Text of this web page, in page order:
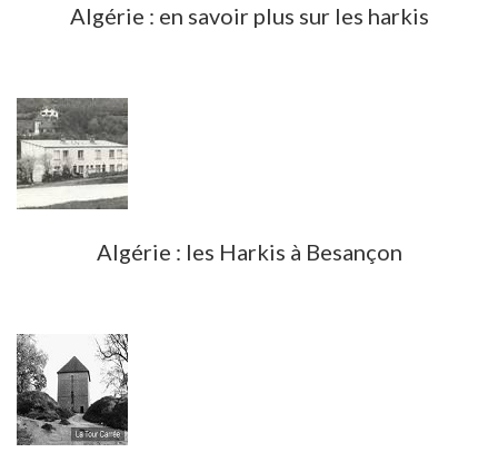
Algérie : en savoir plus sur les harkis
Algérie : les Harkis à Besançon